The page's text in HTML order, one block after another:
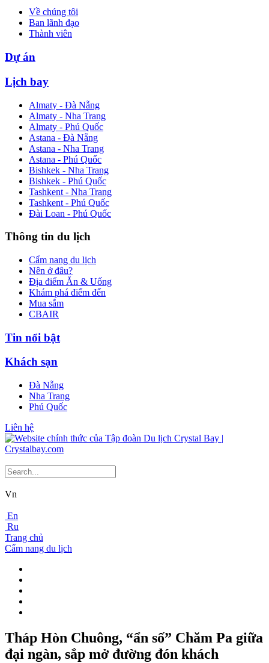
Về chúng tôi
Ban lãnh đạo
Thành viên
Dự án
Lịch bay
Almaty - Đà Nẵng
Almaty - Nha Trang
Almaty - Phú Quốc
Astana - Đà Nẵng
Astana - Nha Trang
Astana - Phú Quốc
Bishkek - Nha Trang
Bishkek - Phú Quốc
Tashkent - Nha Trang
Tashkent - Phú Quốc
Đài Loan - Phú Quốc
Thông tin du lịch
Cẩm nang du lịch
Nên ở đâu?
Địa điểm Ăn & Uống
Khám phá điểm đến
Mua sắm
CBAIR
Tin nổi bật
Khách sạn
Đà Nẵng
Nha Trang
Phú Quốc
Liên hệ
Vn
En
Ru
Trang chủ
Cẩm nang du lịch
Tháp Hòn Chuông, “ẩn số” Chăm Pa giữa
đại ngàn, sắp mở đường đón khách